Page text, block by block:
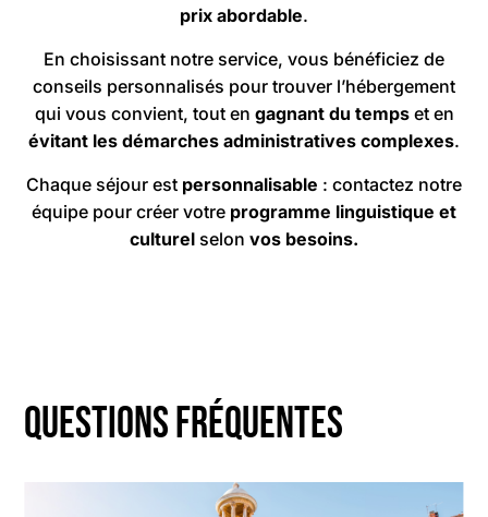
prix abordable.
En choisissant notre service, vous bénéficiez de
conseils personnalisés pour trouver l’hébergement
qui vous convient, tout en gagnant du tempset en
évitant les démarches administratives complexes.
Chaque séjour est personnalisable : contactez notre
équipe pour créer votre programme linguistique et
culturel selon vos besoins.
Questions fréquentes